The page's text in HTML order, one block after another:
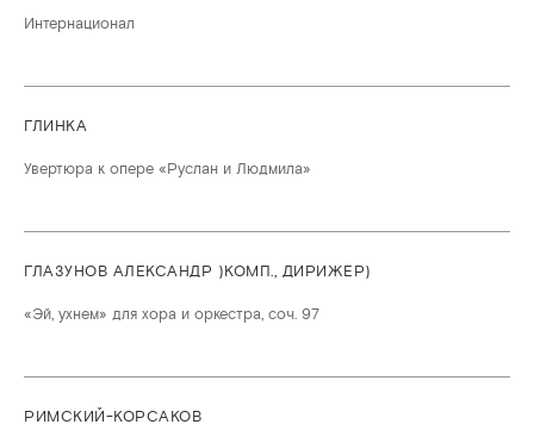
Интернационал
ГЛИНКА
Увертюра к опере «Руслан и Людмила»
ГЛАЗУНОВ АЛЕКСАНДР )КОМП., ДИРИЖЕР)
«Эй, ухнем» для хора и оркестра, соч. 97
РИМСКИЙ-КОРСАКОВ